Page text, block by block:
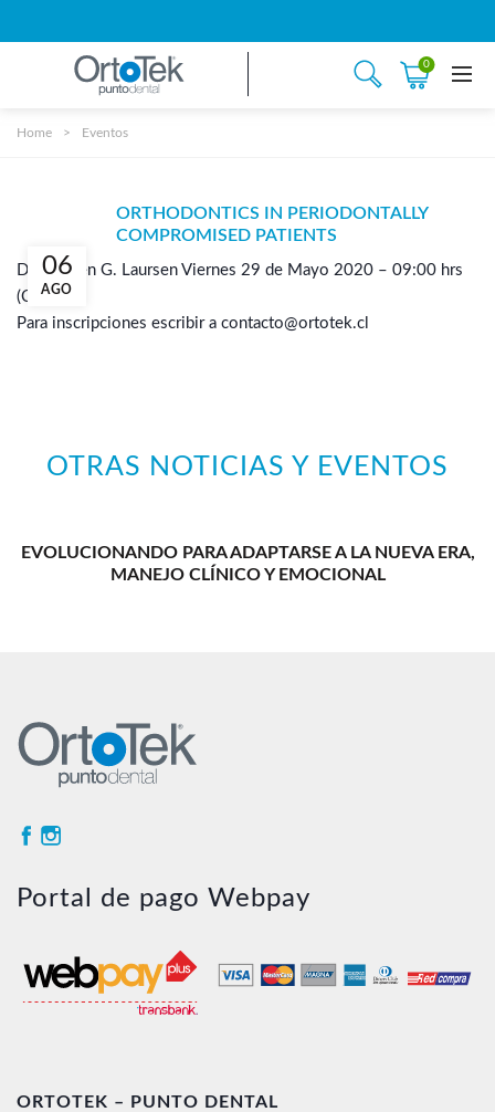
0
Home Eventos
06
AGO
ORTHODONTICS IN PERIODONTALLY
COMPROMISED PATIENTS
Dr. Morten G. Laursen Viernes 29 de Mayo 2020 – 09:00 hrs
(Chile)
Para inscripciones escribir a contacto@ortotek.cl
OTRAS NOTICIAS Y EVENTOS
EVOLUCIONANDO PARA ADAPTARSE A LA NUEVA ERA,
MANEJO CLÍNICO Y EMOCIONAL
Portal de pago Webpay
ORTOTEK – PUNTO DENTAL